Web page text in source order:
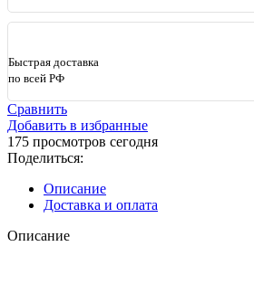
Быстрая доставка
по всей РФ
Сравнить
Добавить в избранные
175 просмотров сегодня
Поделиться:
Описание
Доставка и оплата
Описание